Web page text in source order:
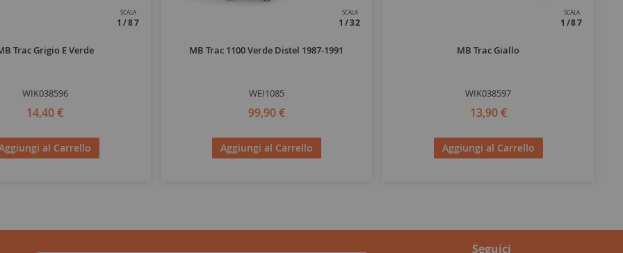
SCALA
1/87
Trac Grigio E Verde
WIK038596
14,40 €
al Carrello
SCALA
1/32
MB Trac 1100 Verde Distel 1987-1991
WEI1085
99,90 €
Aggiungi al Carrello
SCALA
1/87
MB Trac Giallo
WIK038597
13,90 €
Aggiungi al Carrello
Seguici